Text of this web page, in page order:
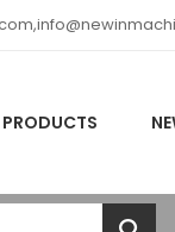
PRODUCTS